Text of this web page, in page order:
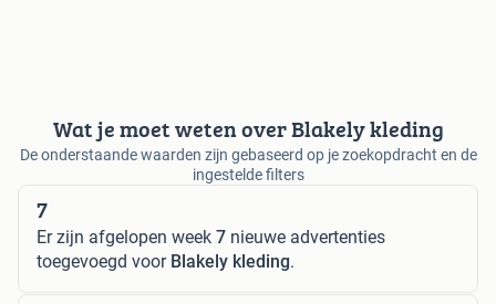
Wat je moet weten over Blakely kleding
De onderstaande waarden zijn gebaseerd op je zoekopdracht en de
ingestelde filters
7
Er zijn afgelopen week 7 nieuwe advertenties
toegevoegd voor Blakely kleding.